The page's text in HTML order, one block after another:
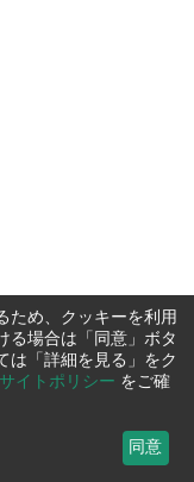
ため、クッキーを利用
る場合は「同意」ボタ
は「詳細を見る」をク
サイトポリシー をご確
同意